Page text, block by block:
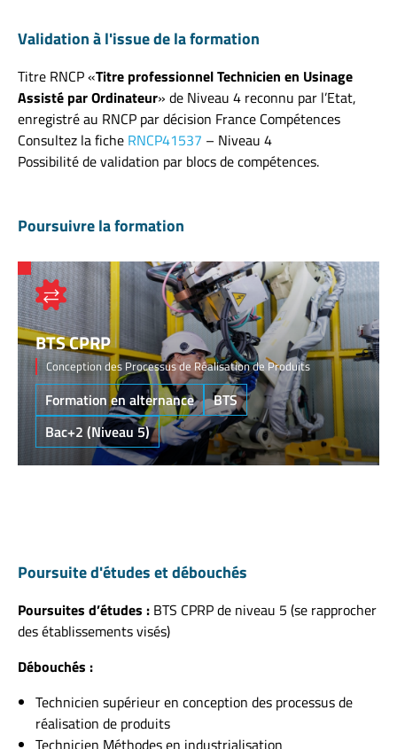
Validation à l'issue de la formation
Titre RNCP «Titre professionnel Technicien en Usinage
Assisté par Ordinateur» de Niveau 4 reconnu par l’Etat,
enregistré au RNCP par décision France Compétences
Consultez la fiche RNCP41537 – Niveau 4
Possibilité de validation par blocs de compétences.
Poursuivre la formation
BTS CPRP
Conception des Processus de Réalisation de Produits
Formation en alternance
BTS
Bac+2 (Niveau 5)
Poursuite d'études et débouchés
Poursuites d’études : BTS CPRP de niveau 5 (se rapprocher
des établissements visés)
Débouchés :
Technicien supérieur en conception des processus de
réalisation de produits
Technicien Méthodes en industrialisation